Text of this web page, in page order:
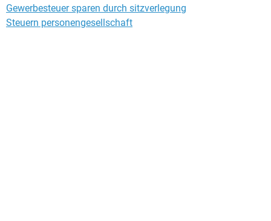
Gewerbesteuer sparen durch sitzverlegung
Steuern personengesellschaft